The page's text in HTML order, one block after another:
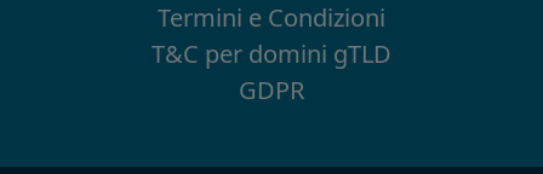
Termini e Condizioni
T&C per domini gTLD
GDPR